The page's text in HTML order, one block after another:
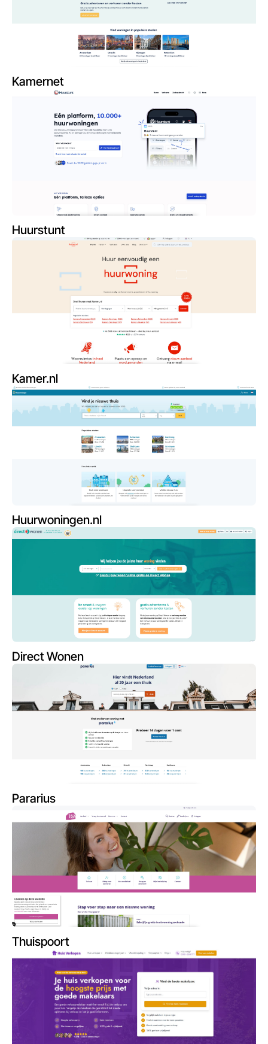
Kamernet
Huurstunt
Kamer.nl
Huurwoningen.nl
Direct Wonen
Pararius
Thuispoort